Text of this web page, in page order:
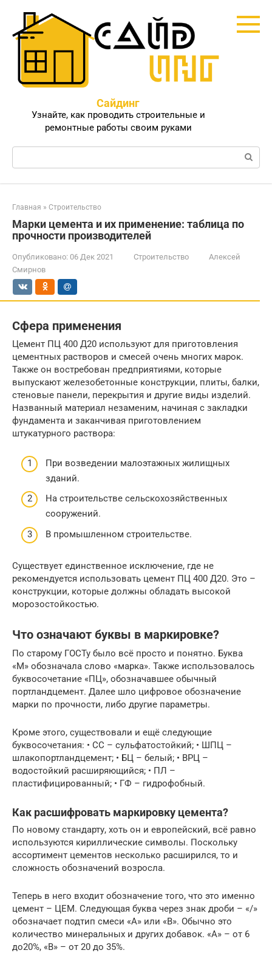
контенту
Сайдинг
Узнайте, как проводить строительные и
ремонтные работы своим руками
Поиск:
Главная » Строительство
Марки цемента и их применение: таблица по
прочности производителей
Опубликовано: 06 Дек 2021 Строительство
Алексей
Смирнов
Сфера применения
Цемент ПЦ 400 Д20 используют для приготовления
цементных растворов и смесей очень многих марок.
Также он востребован предприятиями, которые
выпускают железобетонные конструкции, плиты, балки,
стеновые панели, перекрытия и другие виды изделий.
Названный материал незаменим, начиная с закладки
фундамента и заканчивая приготовлением
штукатурного раствора:
При возведении малоэтажных жилищных
зданий.
На строительстве сельскохозяйственных
сооружений.
В промышленном строительстве.
Существует единственное исключение, где не
рекомендуется использовать цемент ПЦ 400 Д20. Это –
конструкции, которые должны обладать высокой
морозостойкостью.
Что означают буквы в маркировке?
По старому ГОСТу было всё просто и понятно. Буква
«М» обозначала слово «марка». Также использовалось
буквосочетание «ПЦ», обозначавшее обычный
портландцемент. Далее шло цифровое обозначение
марки по прочности, либо другие параметры.
Кроме этого, существовали и ещё следующие
буквосочетания: • СС – сульфатостойкий; • ШПЦ –
шлакопортландцемент; • БЦ – белый; • ВРЦ –
водостойкий расширяющийся; • ПЛ –
пластифицированный; • ГФ – гидрофобный.
Как расшифровать маркировку цемента?
По новому стандарту, хоть он и европейский, всё равно
используются кириллические символы. Поскольку
ассортимент цементов несколько расширился, то и
сложность обозначений возросла.
Теперь в него входит обозначение того, что это именно
цемент – ЦЕМ. Следующая буква через знак дроби – «/»
обозначает подтип смеси «А» или «В». Обычно это
количество минеральных и других добавок. «А» – от 6
до20%, «В» – от 20 до 35%.